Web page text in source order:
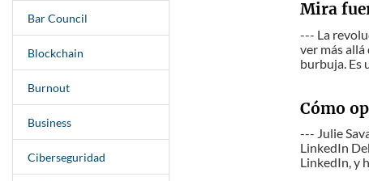
Bar Council
Blockchain
Burnout
Business
Ciberseguridad
Mira
--- La
ver más
burbuja. Es
Cómo
--- Julie
LinkedIn
LinkedIn, y